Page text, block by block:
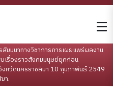
สัมมนาทางวิชาการการเผยแพร่ผลงาน
เรื่องราวสังคมมนุษย์ยุคก่อน
หวัดนครราชสีมา 10 กุมภาพันธ์ 2549
า.